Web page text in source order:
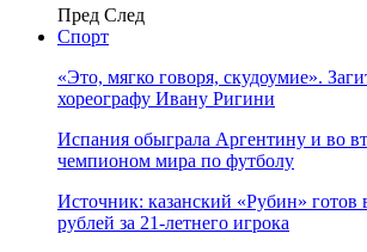
Пред След
Спорт
«Это, мягко говоря, скудоумие».
хореографу Ивану Ригини
Испания обыграла Аргентину и во
чемпионом мира по футболу
Источник: казанский «Рубин»
рублей за 21-летнего игрока